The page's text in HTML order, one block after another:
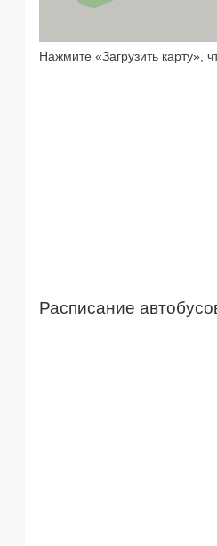
Нажмите «Загрузить карту»,
Расписание